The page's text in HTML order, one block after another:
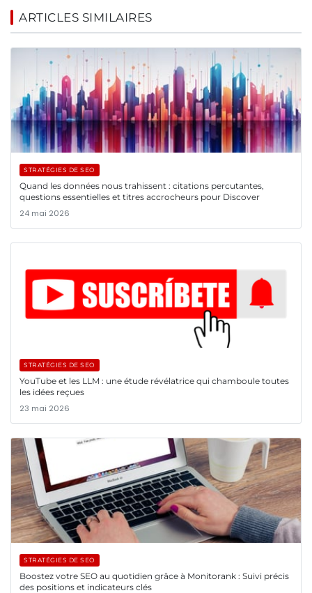
ARTICLES SIMILAIRES
STRATÉGIES DE SEO
Quand les données nous trahissent : citations percutantes,
questions essentielles et titres accrocheurs pour Discover
24 mai 2026
STRATÉGIES DE SEO
YouTube et les LLM : une étude révélatrice qui chamboule toutes
les idées reçues
23 mai 2026
STRATÉGIES DE SEO
Boostez votre SEO au quotidien grâce à Monitorank : Suivi précis
des positions et indicateurs clés